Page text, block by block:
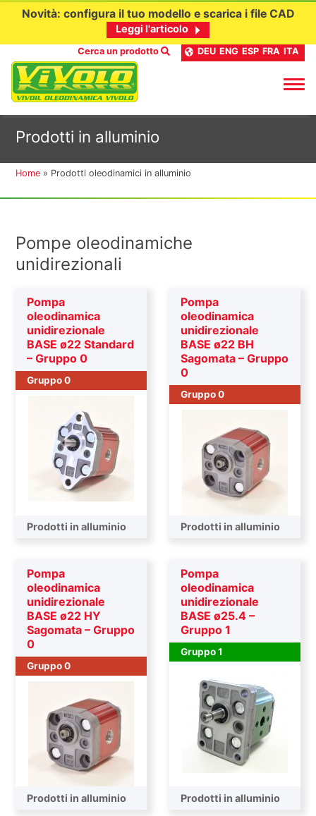
Novità: configura il tuo modello e scarica i file CAD
Leggi l'articolo
Cerca un prodotto DEU ENG ESP FRA ITA
Prodotti in alluminio
Home » Prodotti oleodinamici in alluminio
Pompe oleodinamiche
unidirezionali
Pompa
oleodinamica
unidirezionale
BASE ø22 Standard
– Gruppo 0
Gruppo 0
Prodotti in alluminio
Pompa
oleodinamica
unidirezionale
BASE ø22 BH
Sagomata – Gruppo
0
Gruppo 0
Prodotti in alluminio
Pompa
oleodinamica
unidirezionale
BASE ø22 HY
Sagomata – Gruppo
0
Gruppo 0
Prodotti in alluminio
Pompa
oleodinamica
unidirezionale
BASE ø25.4 –
Gruppo 1
Gruppo 1
Prodotti in alluminio